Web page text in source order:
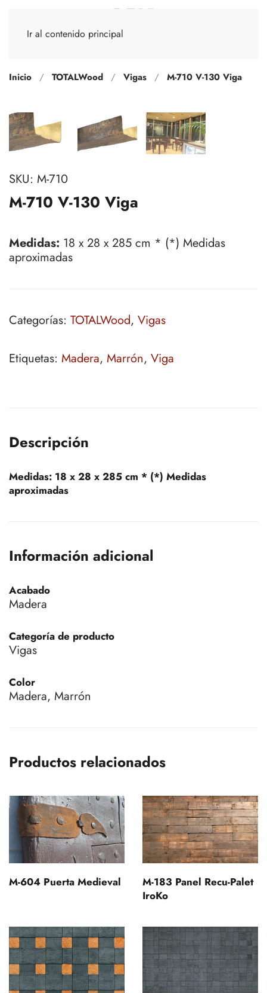
Ir al contenido principal
Inicio TOTALWood Vigas M-710 V-130 Viga
SKU: M-710
M-710 V-130 Viga
Medidas: 18 x 28 x 285 cm * (*) Medidas
aproximadas
Categorías: TOTALWood, Vigas
Etiquetas: Madera, Marrón, Viga
Descripción
Medidas: 18 x 28 x 285 cm * (*) Medidas
aproximadas
Información adicional
Acabado
Madera
Categoría de producto
Vigas
Color
Madera, Marrón
Productos relacionados
M-604 Puerta Medieval
M-183 Panel Recu-Palet
IroKo